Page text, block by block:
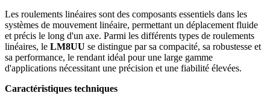
Les roulements linéaires sont des composants essentiels dans les
systèmes de mouvement linéaire, permettant un déplacement fluide
et précis le long d'un axe. Parmi les différents types de roulements
linéaires, le LM8UU se distingue par sa compacité, sa robustesse et
sa performance, le rendant idéal pour une large gamme
d'applications nécessitant une précision et une fiabilité élevées.
Caractéristiques techniques